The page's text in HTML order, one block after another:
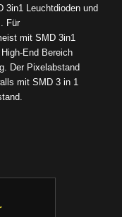
3in1 Leuchtdioden und
Für
mit SMD 3in1
End Bereich
Der Pixelabstand
mit SMD 3 in 1